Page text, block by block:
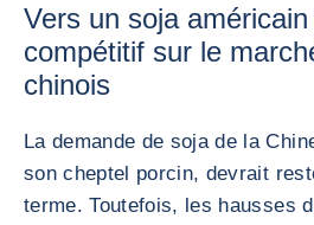
Vers un soja
compétitif sur le
chinois
La demande de soja de la
son cheptel porcin, devrait
terme. Toutefois, les hausses